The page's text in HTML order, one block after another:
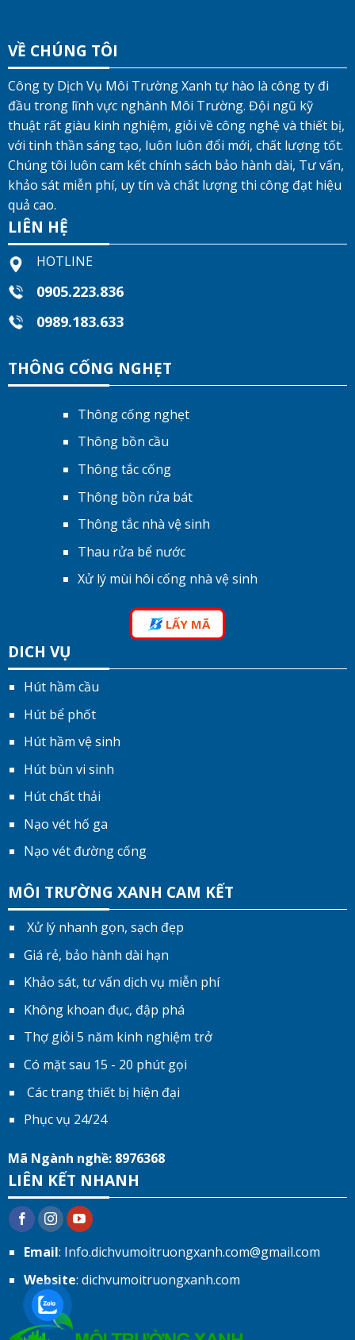
VỀ CHÚNG TÔI
Công ty Dịch Vụ Môi Trường Xanh tự hào là công ty đi
đầu trong lĩnh vực nghành Môi Trường. Đội ngũ kỹ
thuật rất giàu kinh nghiệm, giỏi về công nghệ và thiết bị,
với tinh thần sáng tạo, luôn luôn đổi mới, chất lượng tốt.
Chúng tôi luôn cam kết chính sách bảo hành dài, Tư vấn,
khảo sát miễn phí, uy tín và chất lượng thi công đạt hiệu
quả cao.
LIÊN HỆ
HOTLINE
0905.223.836
0989.183.633
THÔNG CỐNG NGHẸT
Thông cống nghẹt
Thông bồn cầu
Thông tắc cống
Thông bồn rửa bát
Thông tắc nhà vệ sinh
Thau rửa bể nước
Xử lý mùi hôi cống nhà vệ sinh
LẤY MÃ
DICH VỤ
Hút hầm cầu
Hút bể phốt
Hút hầm vệ sinh
Hút bùn vi sinh
Hút chất thải
Nạo vét hố ga
Nạo vét đường cống
MÔI TRƯỜNG XANH CAM KẾT
Xử lý nhanh gọn, sạch đẹp
Giá rẻ, bảo hành dài hạn
Khảo sát, tư vấn dịch vụ miễn phí
Không khoan đục, đập phá
Thợ giỏi 5 năm kinh nghiệm trở
Có mặt sau 15 - 20 phút gọi
Các trang thiết bị hiện đại
Phục vụ 24/24
Mã Ngành nghề: 8976368
LIÊN KẾT NHANH
Email: Info.dichvumoitruongxanh.com@gmail.com
Website: dichvumoitruongxanh.com